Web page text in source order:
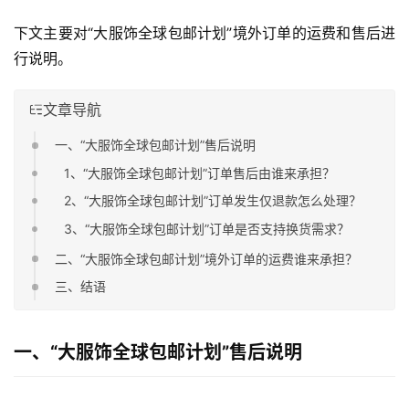
下文主要对“大服饰全球包邮计划”境外订单的运费和售后进
行说明。
文章导航
一、“大服饰全球包邮计划”售后说明
1、“大服饰全球包邮计划”订单售后由谁来承担？
2、“大服饰全球包邮计划”订单发生仅退款怎么处理？
3、“大服饰全球包邮计划”订单是否支持换货需求？
二、“大服饰全球包邮计划”境外订单的运费谁来承担？
三、结语
一、“大服饰全球包邮计划”售后说明